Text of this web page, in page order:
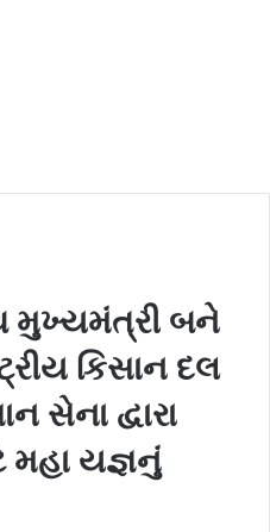
મુખ્યમંત્રી બને
કિસાન દલ
સેના દ્વારા
મહા યજ્ઞનું